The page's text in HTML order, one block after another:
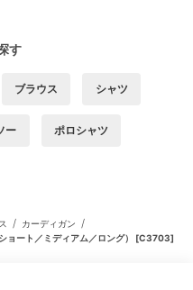
す
ブラウス シャツ
ー ポロシャツ
/ カーディガン /
ョート／ミディアム／ロング） [C3703]